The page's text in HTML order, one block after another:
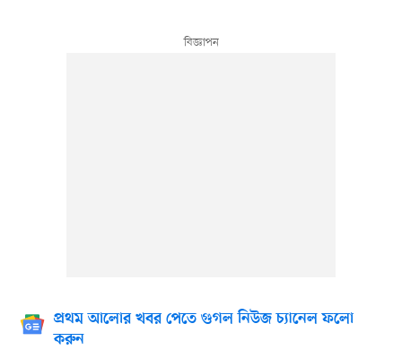
প্রথম আলোর খবর পেতে গুগল নিউজ চ্যানেল ফলো
করুন